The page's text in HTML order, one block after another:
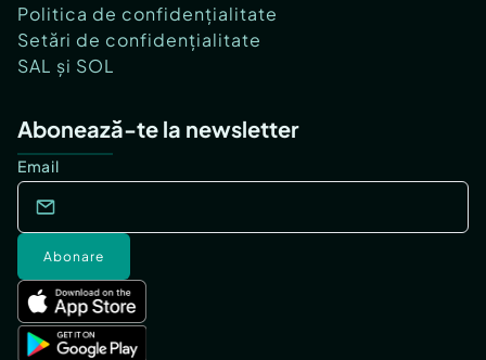
Politica de confidențialitate
Setări de confidențialitate
SAL și SOL
Abonează-te la newsletter
Email
Abonare